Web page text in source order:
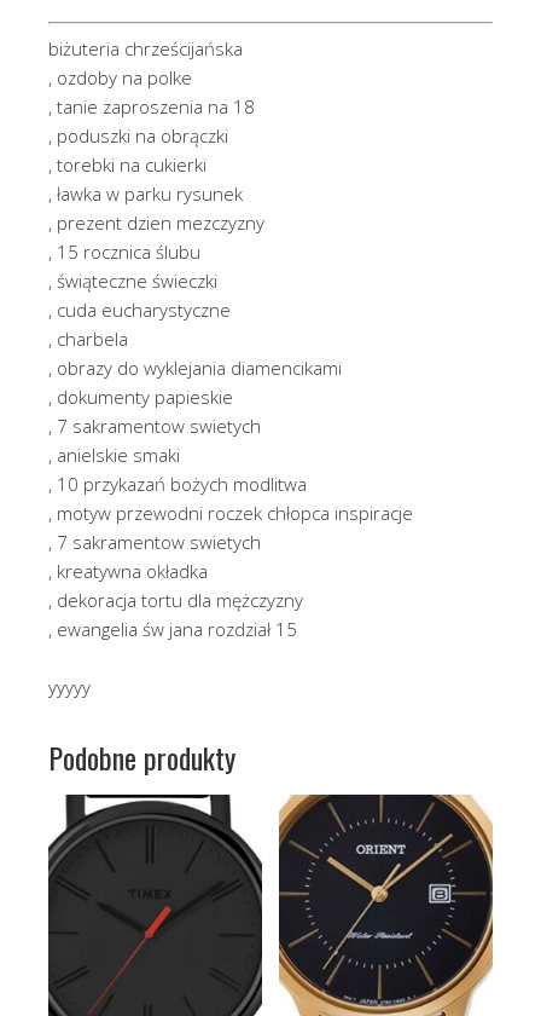
biżuteria chrześcijańska
, ozdoby na polke
, tanie zaproszenia na 18
, poduszki na obrączki
, torebki na cukierki
, ławka w parku rysunek
, prezent dzien mezczyzny
, 15 rocznica ślubu
, świąteczne świeczki
, cuda eucharystyczne
, charbela
, obrazy do wyklejania diamencikami
, dokumenty papieskie
, 7 sakramentow swietych
, anielskie smaki
, 10 przykazań bożych modlitwa
, motyw przewodni roczek chłopca inspiracje
, 7 sakramentow swietych
, kreatywna okładka
, dekoracja tortu dla mężczyzny
, ewangelia św jana rozdział 15
yyyyy
Podobne produkty